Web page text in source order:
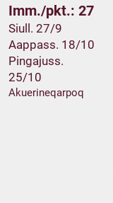
Imm./pkt.: 27
Siull. 27/9
Aappass. 18/10
Pingajuss.
25/10
Akuerineqarpoq